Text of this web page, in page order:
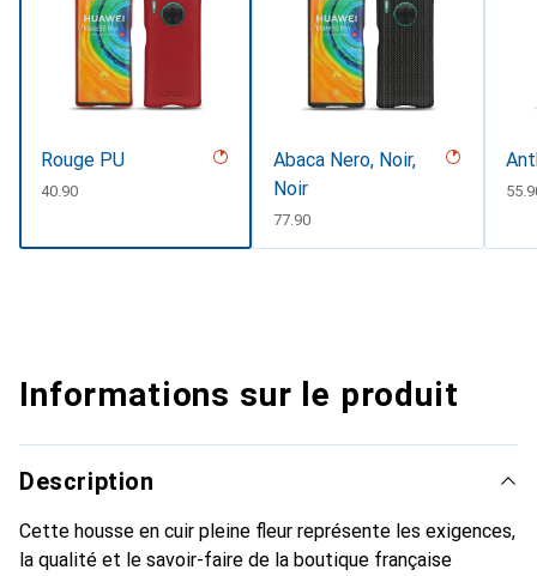
Rouge PU
CHF
40.90
Abaca Nero, Noir,
Noir
CHF
77.90
CHF
Informations sur le produit
Description
Cette housse en cuir pleine fleur représente les exigences,
la qualité et le savoir-faire de la boutique française